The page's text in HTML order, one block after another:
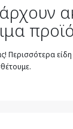
Περισσότερα